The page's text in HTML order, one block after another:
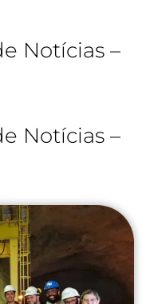
Notícias –
Notícias –